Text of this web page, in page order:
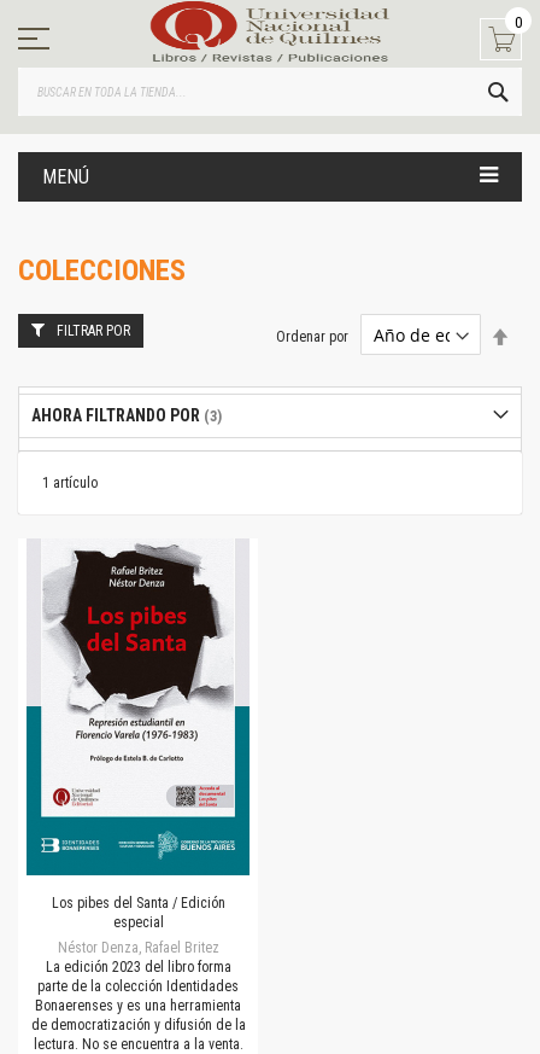
contenido
0
MENÚ
COLECCIONES
1 artículo
Ordenar por
Los pibes del Santa / Edición
especial
Néstor Denza, Rafael Britez
La edición 2023 del libro forma
parte de la colección Identidades
Bonaerenses y es una herramienta
de democratización y difusión de la
lectura. No se encuentra a la venta.
FILTRAR POR
AHORA FILTRANDO POR